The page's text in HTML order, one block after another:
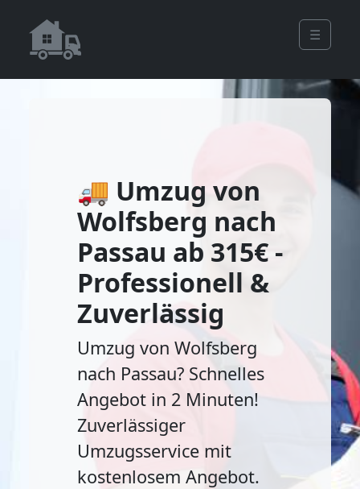
☰
🚚 Umzug von
Wolfsberg nach
Passau ab 315€ -
Professionell &
Zuverlässig
Umzug von Wolfsberg
nach Passau? Schnelles
Angebot in 2 Minuten!
Zuverlässiger
Umzugsservice mit
kostenlosem Angebot.